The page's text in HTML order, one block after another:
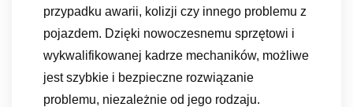
przypadku awarii, kolizji czy innego problemu z
pojazdem. Dzięki nowoczesnemu sprzętowi i
wykwalifikowanej kadrze mechaników, możliwe
jest szybkie i bezpieczne rozwiązanie
problemu, niezależnie od jego rodzaju.